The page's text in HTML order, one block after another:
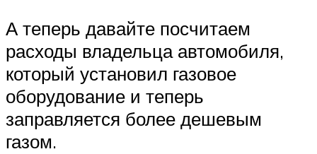
А теперь давайте посчитаем
расходы владельца автомобиля,
который установил газовое
оборудование и теперь
заправляется более дешевым
газом.